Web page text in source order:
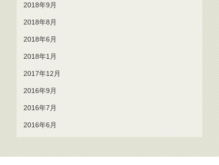
2018年9月
2018年8月
2018年6月
2018年1月
2017年12月
2016年9月
2016年7月
2016年6月